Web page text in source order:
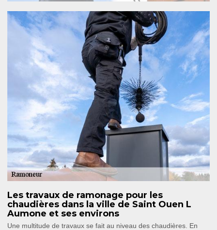
Les travaux de ramonage pour les
chaudières dans la ville de Saint Ouen L
Aumone et ses environs
Une multitude de travaux se fait au niveau des chaudières. En